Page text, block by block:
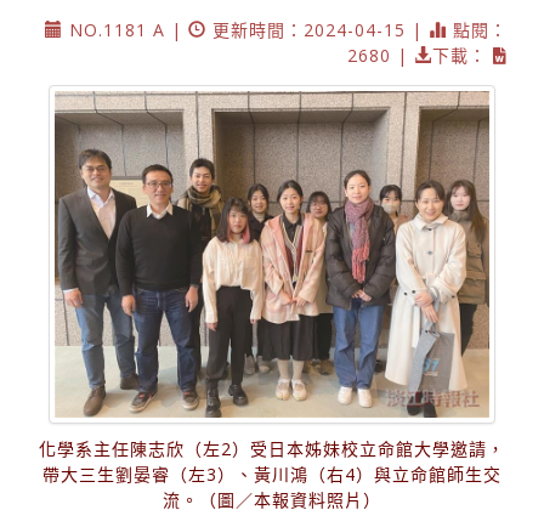
NO.1181 A |
更新時間：2024-04-15 |
點閱：
2680 |
下載：
化學系主任陳志欣（左2）受日本姊妹校立命館大學邀請，
帶大三生劉晏睿（左3）、黃川鴻（右4）與立命館師生交
流。（圖／本報資料照片）